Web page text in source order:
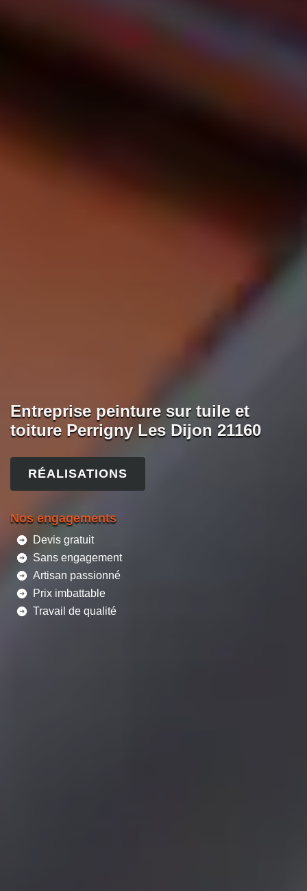
Entreprise peinture sur tuile et
toiture Perrigny Les Dijon 21160
RÉALISATIONS
Nos engagements
Devis gratuit
Sans engagement
Artisan passionné
Prix imbattable
Travail de qualité